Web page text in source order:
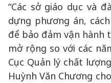
“Các sở giáo dục và
dựng phương án,
để bảo đảm vận hành
mở rộng so với các
Cục Quản lý chất
Huỳnh Văn Chương